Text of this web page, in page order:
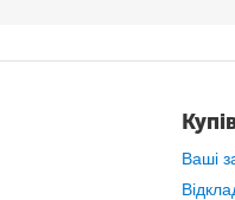
закуповуютьсяВаші